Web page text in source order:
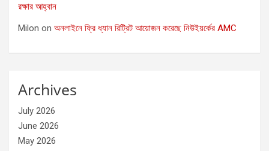
রক্ষার আহ্বান
Milon on অনলাইনে ফ্রি ধ্যান রিট্রিট আয়োজন করেছে নিউইয়র্কের AMC
Archives
July 2026
June 2026
May 2026